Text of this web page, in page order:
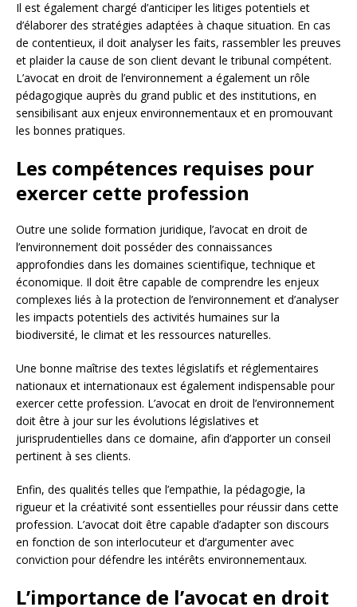
Il est également chargé d’anticiper les litiges potentiels et
d’élaborer des stratégies adaptées à chaque situation. En cas
de contentieux, il doit analyser les faits, rassembler les preuves
et plaider la cause de son client devant le tribunal compétent.
L’avocat en droit de l’environnement a également un rôle
pédagogique auprès du grand public et des institutions, en
sensibilisant aux enjeux environnementaux et en promouvant
les bonnes pratiques.
Les compétences requises pour
exercer cette profession
Outre une solide formation juridique, l’avocat en droit de
l’environnement doit posséder des connaissances
approfondies dans les domaines scientifique, technique et
économique. Il doit être capable de comprendre les enjeux
complexes liés à la protection de l’environnement et d’analyser
les impacts potentiels des activités humaines sur la
biodiversité, le climat et les ressources naturelles.
Une bonne maîtrise des textes législatifs et réglementaires
nationaux et internationaux est également indispensable pour
exercer cette profession. L’avocat en droit de l’environnement
doit être à jour sur les évolutions législatives et
jurisprudentielles dans ce domaine, afin d’apporter un conseil
pertinent à ses clients.
Enfin, des qualités telles que l’empathie, la pédagogie, la
rigueur et la créativité sont essentielles pour réussir dans cette
profession. L’avocat doit être capable d’adapter son discours
en fonction de son interlocuteur et d’argumenter avec
conviction pour défendre les intérêts environnementaux.
L’importance de l’avocat en droit